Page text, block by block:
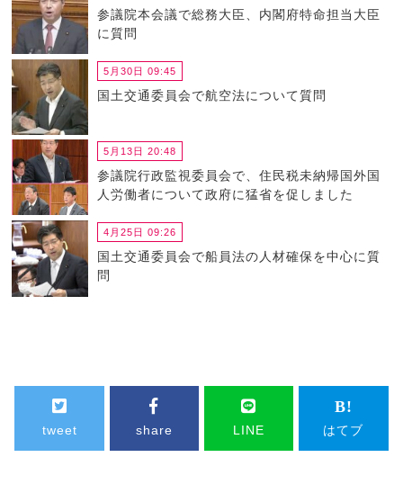
参議院本会議で総務大臣、内閣府特命担当大臣
に質問
5月30日 09:45
国土交通委員会で航空法について質問
5月13日 20:48
参議院行政監視委員会で、住民税未納帰国外国
人労働者について政府に猛省を促しました
4月25日 09:26
国土交通委員会で船員法の人材確保を中心に質
問
tweet share LINE はてブ